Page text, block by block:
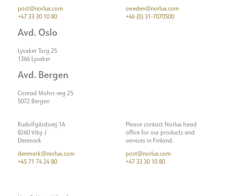
post@norlux.com
+47 33 30 10 80
Avd. Oslo
Lysaker Torg 25
1366 Lysaker
Avd. Bergen
Conrad Mohrs veg 25
5072 Bergen
sweden@norlux.com
+46 (0) 31-7070500
Rudolfgårdsvej 1A
8260 Viby J
Denmark
denmark@norlux.com
+45 71 74 24 80
Please contact Norlux head
office for our products and
services in Finland.
post@norlux.com
+47 33 30 10 80